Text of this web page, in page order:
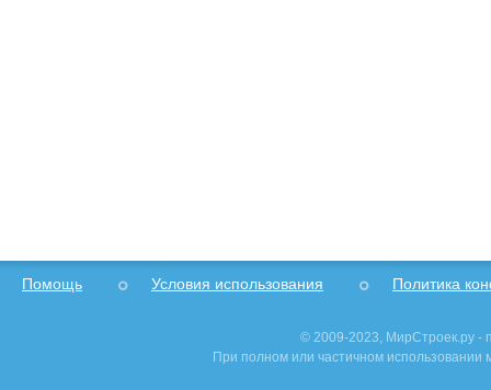
Помощь Условия использования Политика
© 2009-2023, МирСтроек.ру -
При полном или частичном использовании